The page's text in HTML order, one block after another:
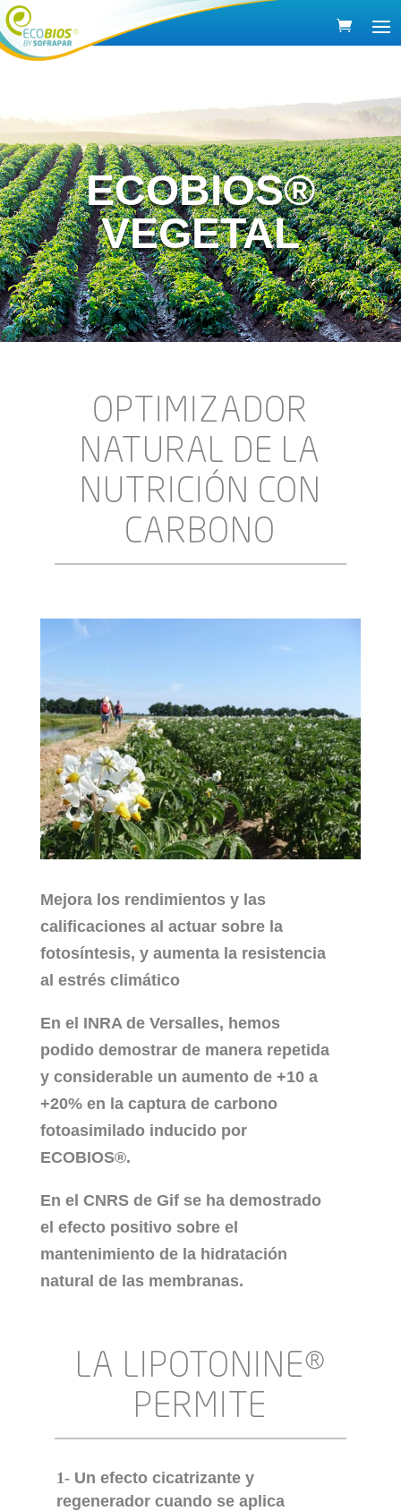
ECOBIOS®
VEGETAL
OPTIMIZADOR
NATURAL DE LA
NUTRICIÓN CON
CARBONO
Mejora los rendimientos y las
calificaciones al actuar sobre la
fotosíntesis, y aumenta la resistencia
al estrés climático
En el INRA de Versalles, hemos
podido demostrar de manera repetida
y considerable un aumento de +10 a
+20% en la captura de carbono
fotoasimilado inducido por
ECOBIOS®.
En el CNRS de Gif se ha demostrado
el efecto positivo sobre el
mantenimiento de la hidratación
natural de las membranas.
LA LIPOTONINE®
PERMITE
1-Un efecto cicatrizante y
regenerador cuando se aplica